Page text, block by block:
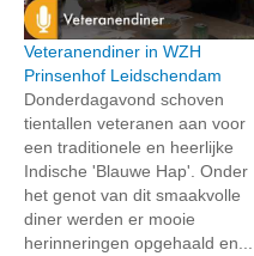
Veteranendiner in WZH
Prinsenhof Leidschendam
Donderdagavond schoven
tientallen veteranen aan voor
een traditionele en heerlijke
Indische 'Blauwe Hap'. Onder
het genot van dit smaakvolle
diner werden er mooie
herinneringen opgehaald en...